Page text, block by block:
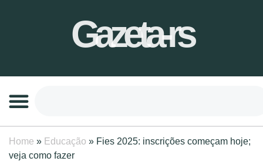
Gazeta-rs
Home » Educação » Fies 2025: inscrições começam hoje;
veja como fazer